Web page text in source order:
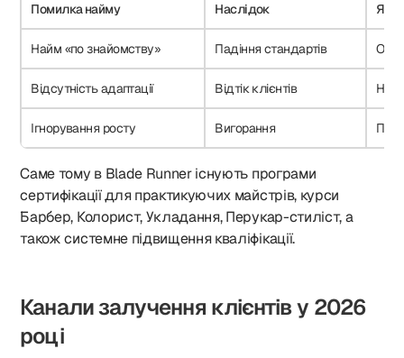
Помилка найму Наслідок Як
Найм «по знайомству» Падіння стандартів
Відсутність адаптації Відтік клієнтів
Ігнорування росту Вигорання
Саме тому в Blade Runner існують програми
сертифікації для практикуючих майстрів, курси
Барбер, Колорист, Укладання, Перукар-стиліст, а
також системне підвищення кваліфікації.
Канали залучення клієнтів у 2026
році